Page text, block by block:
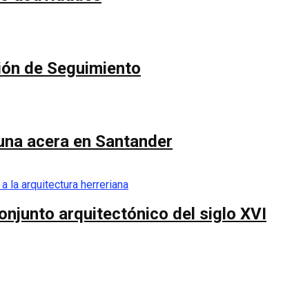
de Seguimiento
acera en Santander
arquitectónico del siglo XVI